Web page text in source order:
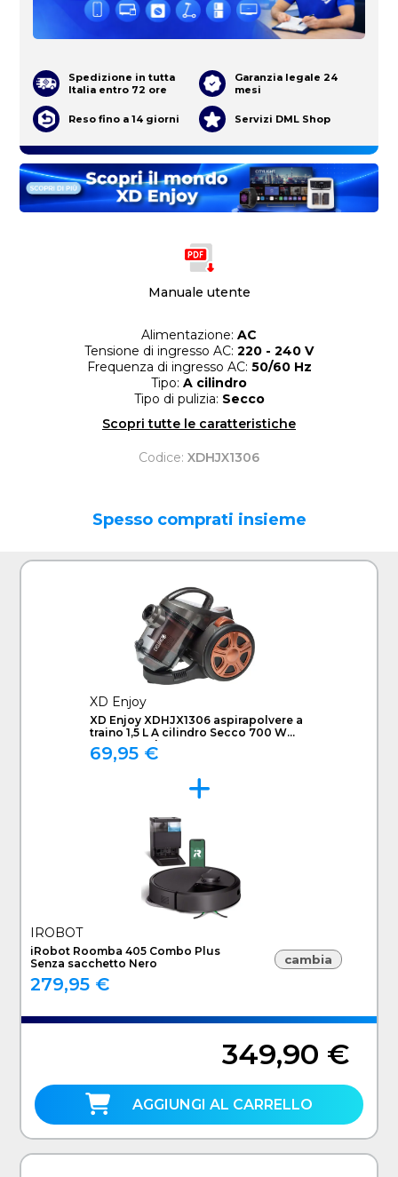
Manuale utente
Alimentazione: AC
Tensione di ingresso AC: 220 - 240 V
Frequenza di ingresso AC: 50/60 Hz
Tipo: A cilindro
Tipo di pulizia: Secco
Scopri tutte le caratteristiche
Codice: XDHJX1306
Spedizione in tutta
Italia entro 72 ore
Garanzia legale 24
mesi
Reso fino a 14 giorni Servizi DML Shop
Spesso comprati insieme
XD Enjoy
XD Enjoy XDHJX1306 aspirapolvere a
traino 1,5 L A cilindro Secco 700 W
Senza sacchetto
69,95 €
IROBOT
iRobot Roomba 405 Combo Plus
Senza sacchetto Nero
279,95 €
cambia
349,90 €
AGGIUNGI AL CARRELLO